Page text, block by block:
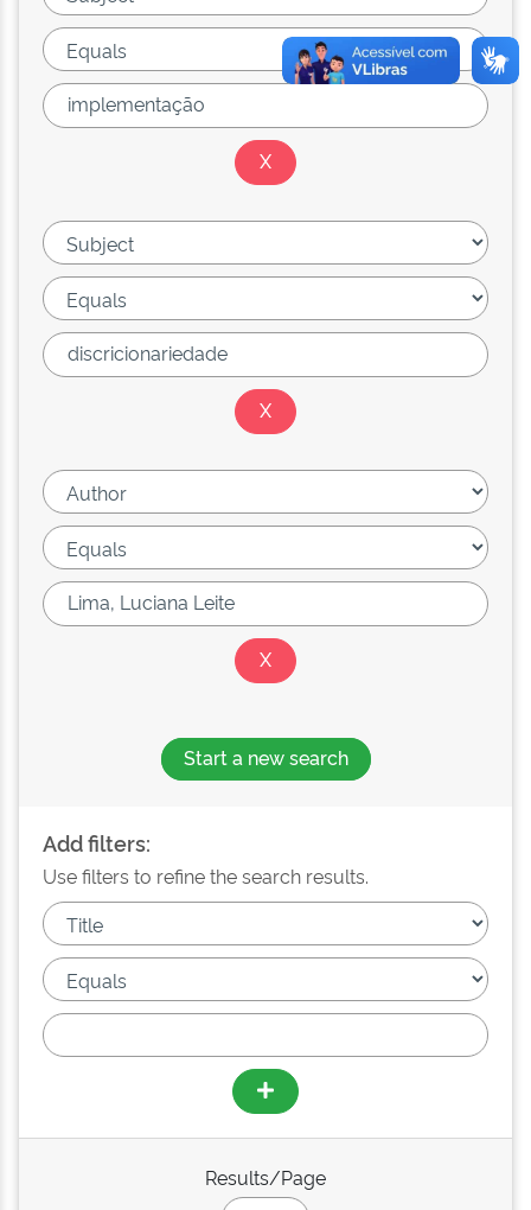
Start a new search
Add filters:
Use filters to refine the search results.
Results/Page